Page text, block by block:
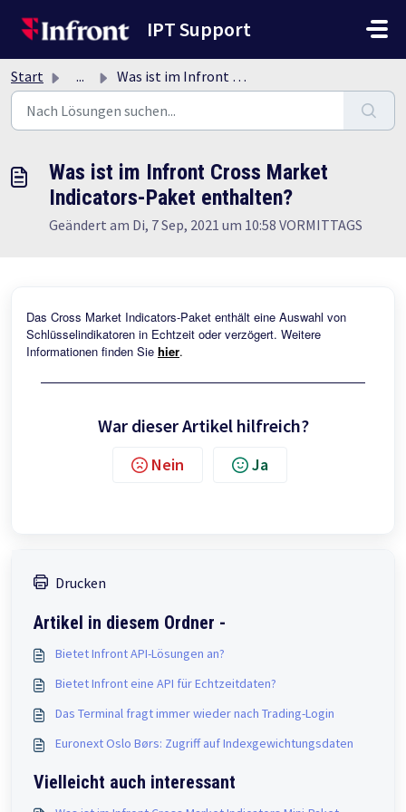
IPT Support
Start ... Was ist im Infront Cross Market Indicators-Paket enthalten?
Was ist im Infront Cross Market
Indicators-Paket enthalten?
Geändert am Di, 7 Sep, 2021 um 10:58 VORMITTAGS
Das Cross Market Indicators-Paket enthält eine Auswahl von
Schlüsselindikatoren in Echtzeit oder verzögert. Weitere
Informationen finden Sie hier.
War dieser Artikel hilfreich?
Nein Ja
Drucken
Artikel in diesem Ordner -
Bietet Infront API-Lösungen an?
Bietet Infront eine API für Echtzeitdaten?
Das Terminal fragt immer wieder nach Trading-Login
Euronext Oslo Børs: Zugriff auf Indexgewichtungsdaten
Vielleicht auch interessant